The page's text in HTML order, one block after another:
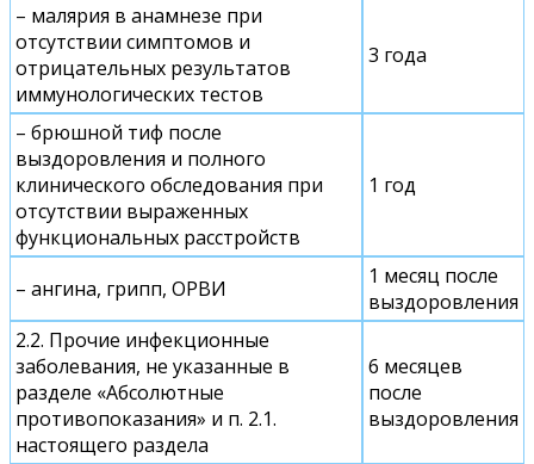
– малярия в анамнезе при
отсутствии симптомов и
отрицательных результатов
иммунологических тестов
3 года
– брюшной тиф после
выздоровления и полного
клинического обследования при
отсутствии выраженных
функциональных расстройств
1 год
– ангина, грипп, ОРВИ
1 месяц после
выздоровления
2.2. Прочие инфекционные
заболевания, не указанные в
разделе «Абсолютные
противопоказания» и п. 2.1.
настоящего раздела
6 месяцев
после
выздоровления